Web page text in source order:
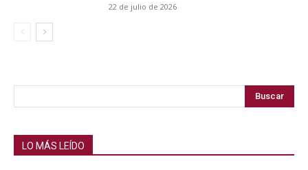
22 de julio de 2026
Buscar
LO MÁS LEÍDO